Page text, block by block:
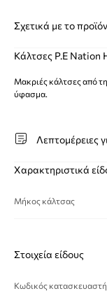
Σχετικά με το προϊόν
Κάλτσες P.E Nation
Μακριές κάλτσες από
ύφασμα.
Λεπτομέρειες
Χαρακτηριστικά
Μήκος κάλτσας
Στοιχεία είδους
Κωδικός κατασκευαστή